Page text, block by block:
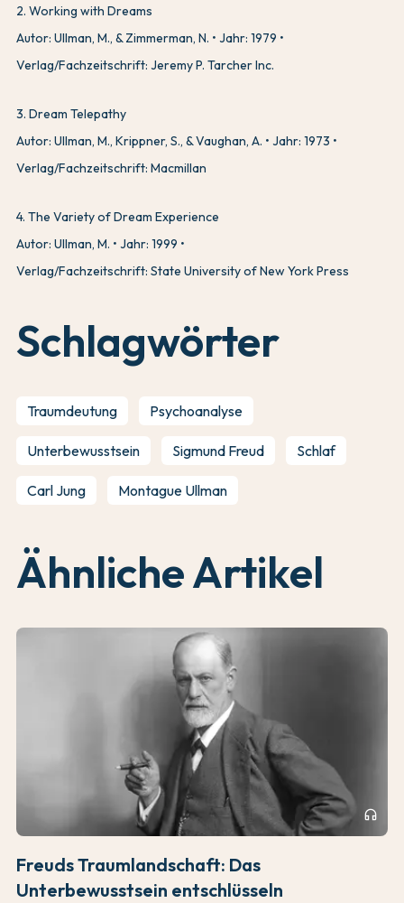
2. Working with Dreams
Autor: Ullman, M., & Zimmerman, N.
Jahr: 1979
Verlag/Fachzeitschrift: Jeremy P. Tarcher Inc.
3. Dream Telepathy
Autor: Ullman, M., Krippner, S., & Vaughan, A.
Jahr: 1973
Verlag/Fachzeitschrift: Macmillan
4. The Variety of Dream Experience
Autor: Ullman, M.
Jahr: 1999
Verlag/Fachzeitschrift: State University of New York Press
Schlagwörter
Traumdeutung Psychoanalyse
Unterbewusstsein Sigmund Freud Schlaf
Carl Jung Montague Ullman
Ähnliche Artikel
headphones
Freuds Traumlandschaft: Das
Unterbewusstsein entschlüsseln